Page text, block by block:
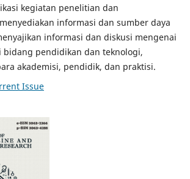
kegiatan penelitian dan
informasi dan sumber daya
informasi dan diskusi mengenai
pendidikan dan teknologi,
akademisi, pendidik, dan praktisi.
Issue